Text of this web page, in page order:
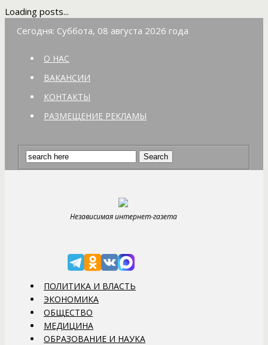
Loading posts...
Сегодня: Суббота, 08 августа 2026 года
О НАС
ВАКАНСИИ
КОНТАКТЫ
РАЗМЕЩЕНИЕ РЕКЛАМЫ
Независимая интернет-газета
ПОЛИТИКА И ВЛАСТЬ
ЭКОНОМИКА
ОБЩЕСТВО
МЕДИЦИНА
ОБРАЗОВАНИЕ И НАУКА